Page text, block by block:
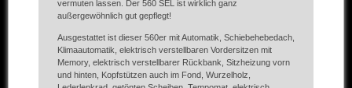
vermuten lassen. Der 560 SEL ist wirklich ganz
außergewöhnlich gut gepflegt!
Ausgestattet ist dieser 560er mit Automatik, Schiebehebedach,
Klimaautomatik, elektrisch verstellbaren Vordersitzen mit
Memory, elektrisch verstellbarer Rückbank, Sitzheizung vorn
und hinten, Kopfstützen auch im Fond, Wurzelholz,